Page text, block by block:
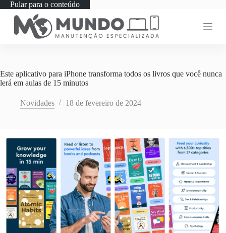
Pular para o conteúdo
Este aplicativo para iPhone transforma todos os livros que você nunca
lerá em aulas de 15 minutos
Novidades 18 de fevereiro de 2024